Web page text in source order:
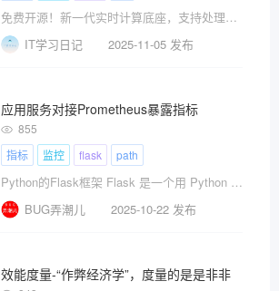
免费开源！新一代实时计算底座，支持处理海量数据+高并发场景！
IT学习日记
2025-11-05 发布
应用服务对接Prometheus暴露指标
855
指标
监控 flask path
Python的Flask框架 Flask 是一个用 Python 编写的轻量级 We
BUG弄潮儿
2025-10-22 发布
效能度量-“作弊经济学”，度量的是是非非